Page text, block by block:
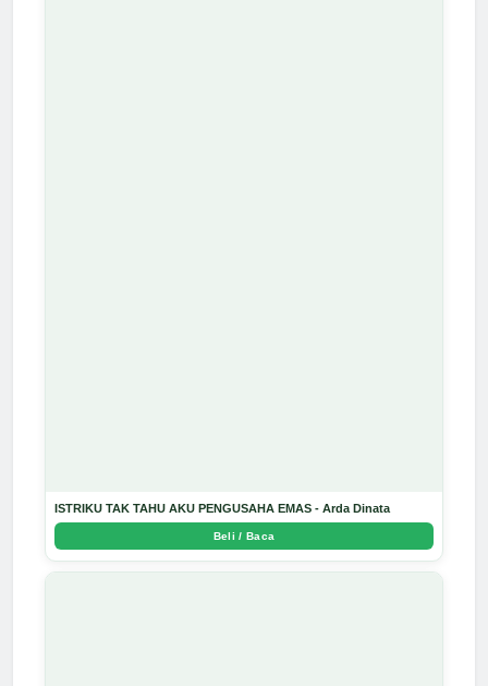
ISTRIKU TAK TAHU AKU PENGUSAHA EMAS - Arda Dinata
Beli / Baca